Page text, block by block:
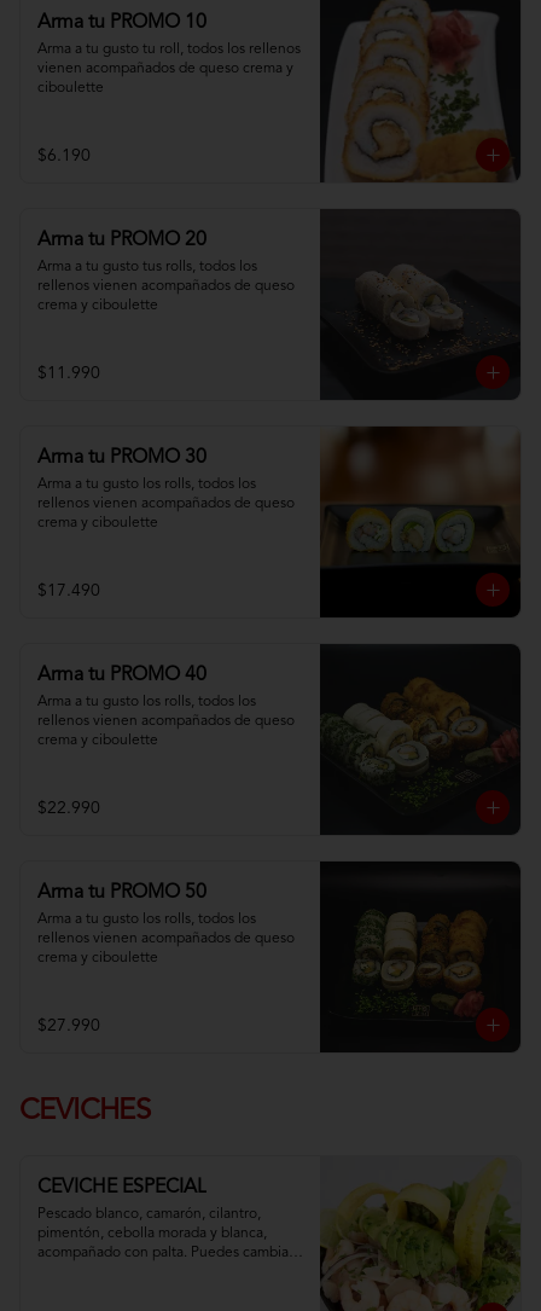
Arma tu PROMO 10
Arma a tu gusto tu roll, todos los rellenos
vienen acompañados de queso crema y
ciboulette
$6.190
Arma tu PROMO 20
Arma a tu gusto tus rolls, todos los
rellenos vienen acompañados de queso
crema y ciboulette
$11.990
Arma tu PROMO 30
Arma a tu gusto los rolls, todos los
rellenos vienen acompañados de queso
crema y ciboulette
$17.490
Arma tu PROMO 40
Arma a tu gusto los rolls, todos los
rellenos vienen acompañados de queso
crema y ciboulette
$22.990
Arma tu PROMO 50
Arma a tu gusto los rolls, todos los
rellenos vienen acompañados de queso
crema y ciboulette
$27.990
CEVICHES
CEVICHE ESPECIAL
Pescado blanco, camarón, cilantro,
pimentón, cebolla morada y blanca,
acompañado con palta. Puedes cambiar